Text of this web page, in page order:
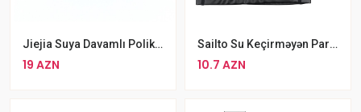
Jiejia Suya Davamlı Polikarbonat Üzgüçülük Eynəyi Düman Əleyhinə Silikon Eynək
19 AZN
Sailto Su Keçirməyən Parça Üzgücülük Papağı
10.7 AZN